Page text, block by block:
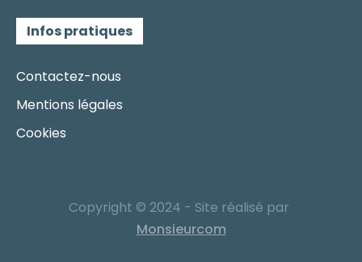
Infos pratiques
Contactez-nous
Mentions légales
Cookies
Copyright © 2024 - Site réalisé par
Monsieurcom